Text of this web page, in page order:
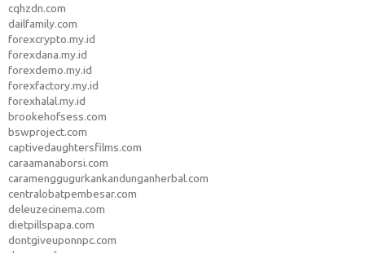
cqhzdn.com
dailfamily.com
forexcrypto.my.id
forexdana.my.id
forexdemo.my.id
forexfactory.my.id
forexhalal.my.id
brookehofsess.com
bswproject.com
captivedaughtersfilms.com
caraamanaborsi.com
caramenggugurkankandunganherbal.com
centralobatpembesar.com
deleuzecinema.com
dietpillspapa.com
dontgiveuponnpc.com